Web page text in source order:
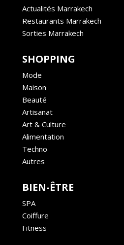
Actualités Marrakech
Restaurants Marrakech
Sorties Marrakech
SHOPPING
Mode
Maison
Beauté
Artisanat
Art & Culture
Alimentation
Techno
Autres
BIEN-ÊTRE
SPA
Coiffure
Fitness